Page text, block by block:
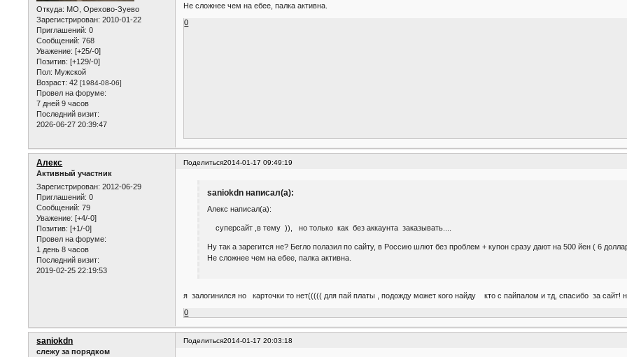
Откуда: МО, Орехово-Зуево
Зарегистрирован: 2010-01-22
Приглашений: 0
Сообщений: 768
Уважение: [+25/-0]
Позитив: [+129/-0]
Пол: Мужской
Возраст: 42[1984-08-06]
Провел на форуме:
7 дней 9 часов
Последний визит:
2026-06-27 20:39:47
Не сложнее чем на ебее, палка активна.
0
Поделиться2014-01-17 09:49:19
Алекс
Активный участник
Зарегистрирован: 2012-06-29
Приглашений: 0
Сообщений: 79
Уважение: [+4/-0]
Позитив: [+1/-0]
Провел на форуме:
1 день 8 часов
Последний визит:
2019-02-25 22:19:53
saniokdn написал(а):
Алекс написал(а):
суперсайт ,в тему )), но только как без аккаунта заказывать....
Ну так а зарегится не? Бегло полазил по сайту, в Россию шлют без проблем + купон сразу дают на 500 йен ( 6
Не сложнее чем на ебее, палка активна.
я залогинился но карточки то нет((((( для пай платы , подожду может кого найду кто с пайпалом и тд, спасибо за
0
Поделиться2014-01-17 20:03:18
saniokdn
слежу за порядком